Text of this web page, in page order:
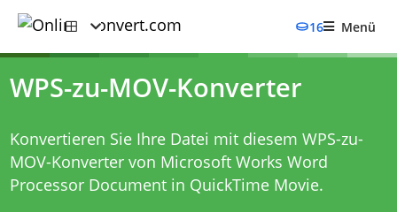
16 Menü
WPS-zu-MOV-Konverter
Konvertieren Sie Ihre Datei mit diesem WPS-zu-
MOV-Konvertervon Microsoft Works Word
Processor Document in QuickTime Movie.